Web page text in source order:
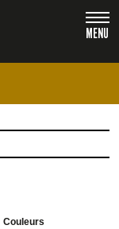
MENU
Couleurs